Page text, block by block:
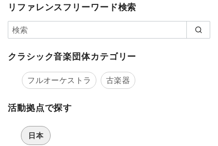
リファレンスフリーワード検索
クラシック音楽団体カテゴリー
フルオーケストラ 古楽器
活動拠点で探す
日本